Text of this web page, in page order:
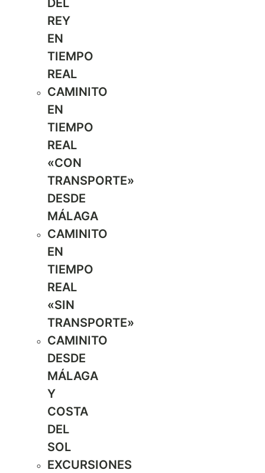
DEL
REY
EN
TIEMPO
REAL
CAMINITO
EN
TIEMPO
REAL
«CON
TRANSPORTE»
DESDE
MÁLAGA
CAMINITO
EN
TIEMPO
REAL
«SIN
TRANSPORTE»
CAMINITO
DESDE
MÁLAGA
Y
COSTA
DEL
SOL
EXCURSIONES